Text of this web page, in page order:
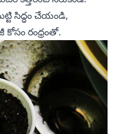
సిద్ధం చేయండి,
కోసం రంధ్రంతో.